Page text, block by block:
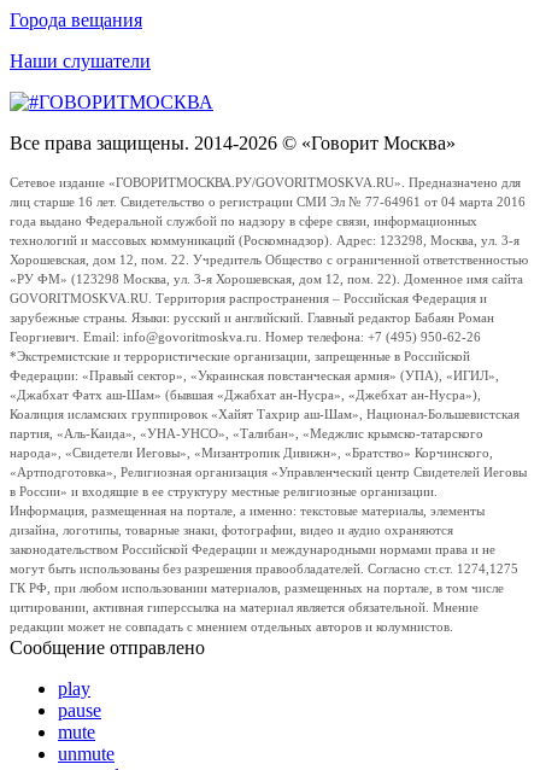
Города вещания
Наши слушатели
Все права защищены. 2014-2026 © «Говорит Москва»
Сетевое издание «ГОВОРИТМОСКВА.РУ/GOVORITMOSKVA.RU». Предназначено для
лиц старше 16 лет. Свидетельство о регистрации СМИ Эл № 77-64961 от 04 марта 2016
года выдано Федеральной службой по надзору в сфере связи, информационных
технологий и массовых коммуникаций (Роскомнадзор). Адрес: 123298, Москва, ул. 3-я
Хорошевская, дом 12, пом. 22. Учредитель Общество с ограниченной ответственностью
«РУ ФМ» (123298 Москва, ул. 3-я Хорошевская, дом 12, пом. 22). Доменное имя сайта
GOVORITMOSKVA.RU. Территория распространения – Российская Федерация и
зарубежные страны. Языки: русский и английский. Главный редактор Бабаян Роман
Георгиевич. Email: info@govoritmoskva.ru. Номер телефона: +7 (495) 950-62-26
*Экстремистские и террористические организации, запрещенные в Российской
Федерации: «Правый сектор», «Украинская повстанческая армия» (УПА), «ИГИЛ»,
«Джабхат Фатх аш-Шам» (бывшая «Джабхат ан-Нусра», «Джебхат ан-Нусра»),
Коалиция исламских группировок «Хайят Тахрир аш-Шам», Национал-Большевистская
партия, «Аль-Каида», «УНА-УНСО», «Талибан», «Меджлис крымско-татарского
народа», «Свидетели Иеговы», «Мизантропик Дивижн», «Братство» Корчинского,
«Артподготовка», Религиозная организация «Управленческий центр Свидетелей Иеговы
в России» и входящие в ее структуру местные религиозные организации.
Информация, размещенная на портале, а именно: текстовые материалы, элементы
дизайна, логотипы, товарные знаки, фотографии, видео и аудио охраняются
законодательством Российской Федерации и международными нормами права и не
могут быть использованы без разрешения правообладателей. Согласно ст.ст. 1274,1275
ГК РФ, при любом использовании материалов, размещенных на портале, в том числе
цитировании, активная гиперссылка на материал является обязательной. Мнение
редакции может не совпадать с мнением отдельных авторов и колумнистов.
Сообщение отправлено
play
pause
mute
unmute